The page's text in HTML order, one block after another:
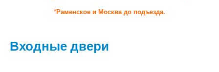
Лабиринт Смартлаб
Лабиринт Термомагнит
Лабиринт Трендо
*Раменское и Москва до подъезда.
Входные двери